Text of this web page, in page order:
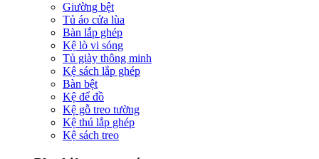
Giường bệt
Tủ áo cửa lùa
Bàn lắp ghép
Kệ lò vi sóng
Tủ giày thông minh
Kệ sách lắp ghép
Bàn bệt
Kệ để đồ
Kệ gỗ treo tường
Kệ thú lắp ghép
Kệ sách treo